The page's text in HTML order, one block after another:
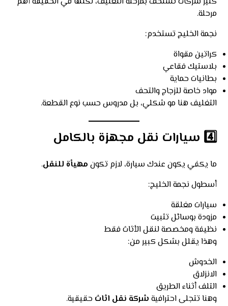
مرحلة.
نجمة الخليج تستخدم:
كراتين مقواة
بلاستيك فقاعي
بطانيات حماية
مواد خاصة للزجاج والتحف
التغليف هنا مو شكلي، بل مدروس حسب نوع القطعة.
4️⃣ سيارات نقل مجهزة بالكامل
ما يكفي يكون عندك سيارة، لازم تكون مهيأة للنقل.
أسطول نجمة الخليج:
سيارات مغلقة
مزودة بوسائل تثبيت
نظيفة ومخصصة لنقل الأثاث فقط
وهذا يقلل بشكل كبير من:
الخدوش
الانزلاق
التلف أثناء الطريق
وهنا تتجلى احترافية شركة نقل اثاث حقيقية.